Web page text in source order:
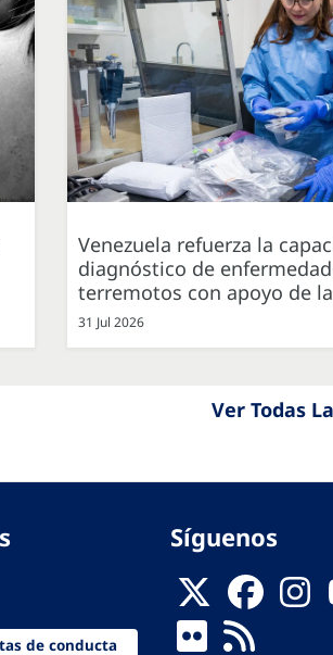
Venezuela refuerza la
diagnóstico de
terremotos con apoyo de la
31 Jul 2026
Ver Todas
de conducta
Síguenos